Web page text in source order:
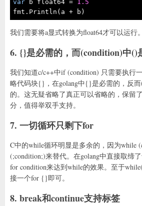
var b float64 = 1.5
fmt.Println(a + b)
我们需要将a显式转换为float64才可以运行。
6. {}是必需的，而(condition)中()
我们知道c/c++中if (condition) 只需要执行
略代码块{}，在golang中{}是必需的，反
的。这无疑省略了真正可以省略的，保留
分，值得举双手支持。
7. 一切循环只剩下for
C中的while循环明显是多余的，因为while
(;condition;)来替代。在golang中直接取缔
for condition来达到while的效果。至于
接一个for {}即可。
8. break和continue支持标签